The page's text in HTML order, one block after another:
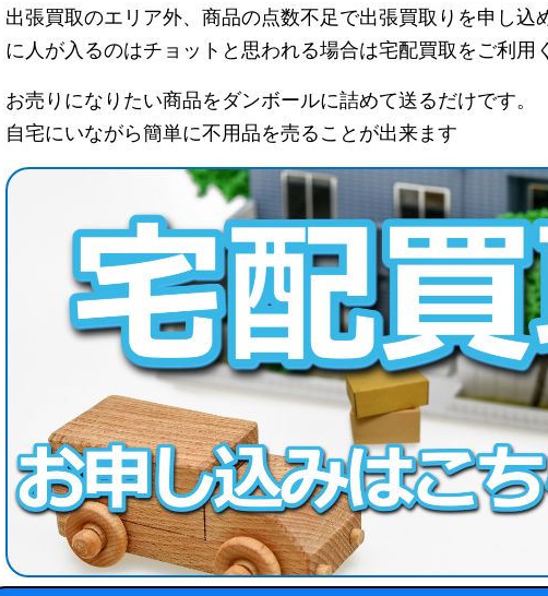
出張買取のエリア外、商品の点数不足で出張買取りを申し込
に人が入るのはチョットと思われる場合は宅配買取をご利用
お売りになりたい商品をダンボールに詰めて送るだけです。
自宅にいながら簡単に不用品を売ることが出来ます